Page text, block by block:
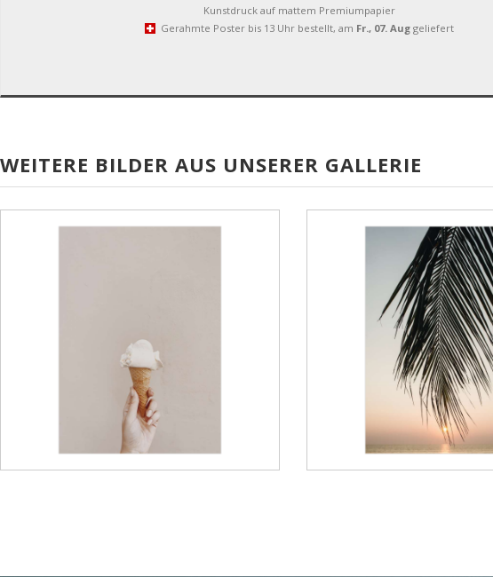
Kunstdruck auf mattem Premiumpapier
Gerahmte Poster bis 13 Uhr bestellt, am Fr., 07. Aug geliefert
WEITERE BILDER AUS UNSERER GALLERIE